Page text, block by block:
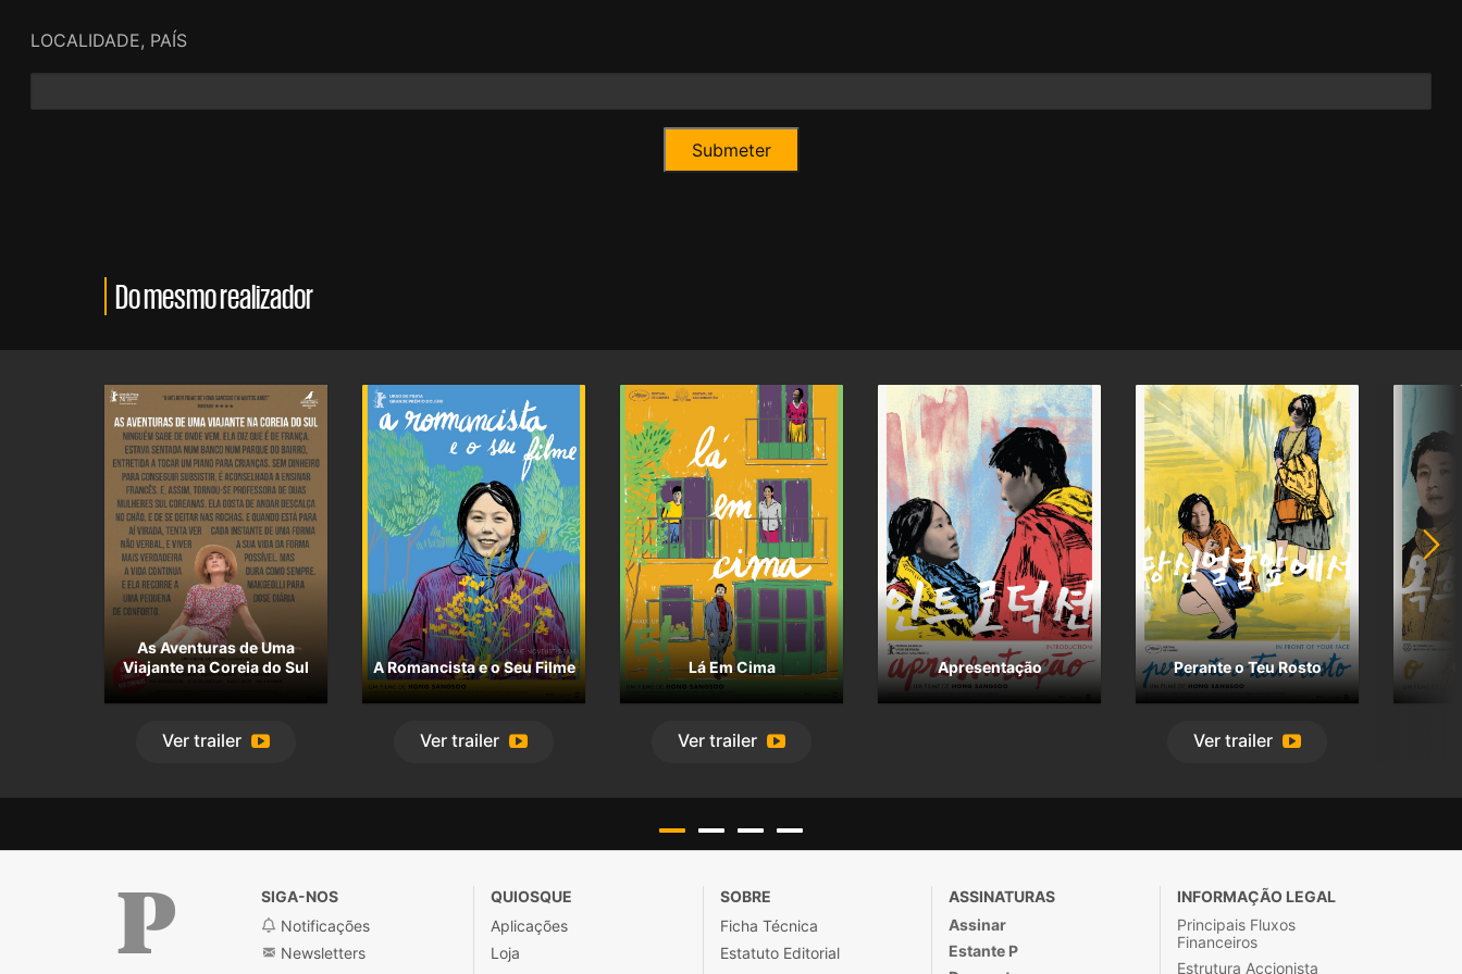
LOCALIDADE, PAÍS
Do mesmo realizador
As Aventuras de Uma
Viajante na Coreia do Sul
Ver trailer
A Romancista e o Seu Filme
Ver trailer
Lá Em Cima
Ver trailer
Apresentação Perante o Teu Rosto
Ver trailer
SIGA-NOS
Notificações
Newsletters
QUIOSQUE
Aplicações
Loja
SOBRE
Ficha Técnica
Estatuto Editorial
ASSINATURAS
Assinar
Estante P
INFORMAÇÃO LEGAL
Principais Fluxos
Financeiros
Estrutura Accionista